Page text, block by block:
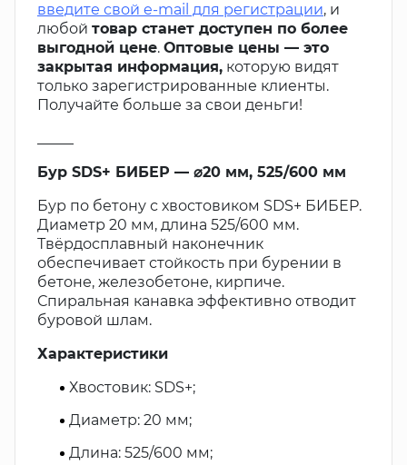
введите свой e-mail для регистрации, и
любой товар станет доступен по более
выгодной цене. Оптовые цены — это
закрытая информация, которую видят
только зарегистрированные клиенты.
Получайте больше за свои деньги!
Бур SDS+ БИБЕР — ⌀20 мм, 525/600 мм
Бур по бетону с хвостовиком SDS+ БИБЕР.
Диаметр 20 мм, длина 525/600 мм.
Твёрдосплавный наконечник
обеспечивает стойкость при бурении в
бетоне, железобетоне, кирпиче.
Спиральная канавка эффективно отводит
буровой шлам.
Характеристики
Хвостовик: SDS+;
Диаметр: 20 мм;
Длина: 525/600 мм;